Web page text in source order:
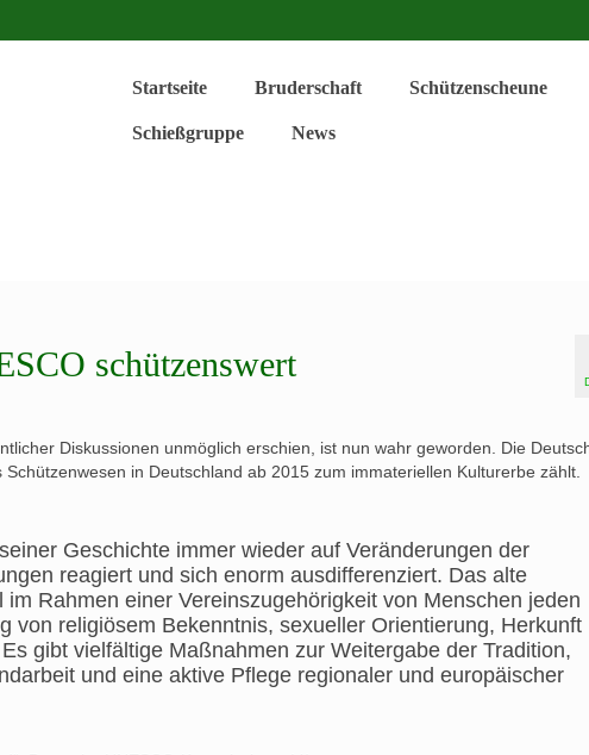
Startseite Bruderschaft Schützenscheune
Schießgruppe News
schützenswert
Diskussionen unmöglich erschien, ist nun wahr geworden. Die
in Deutschland ab 2015 zum immateriellen Kulturerbe zählt.
Geschichte immer wieder auf Veränderungen der
reagiert und sich enorm ausdifferenziert. Das alte
Rahmen einer Vereinszugehörigkeit von Menschen jeden
von religiösem Bekenntnis, sexueller Orientierung, Herkunft
gibt vielfältige Maßnahmen zur Weitergabe der Tradition,
und eine aktive Pflege regionaler und europäischer